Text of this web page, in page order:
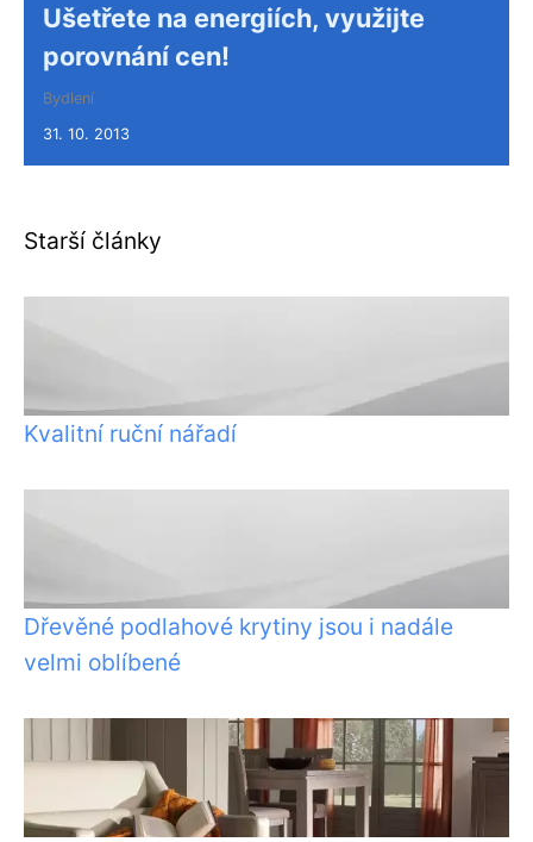
Ušetřete na energiích, využijte
porovnání cen!
Bydlení
31. 10. 2013
Starší články
Kvalitní ruční nářadí
Dřevěné podlahové krytiny jsou i nadále
velmi oblíbené